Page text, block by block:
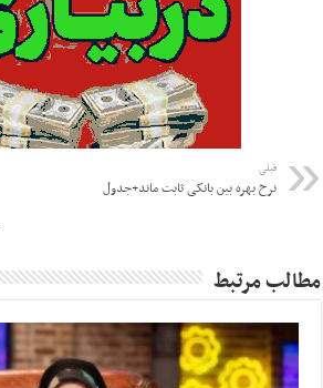
قبلی
نرخ بهره بین بانکی ثابت ماند+جدول
مطالب مرتبط